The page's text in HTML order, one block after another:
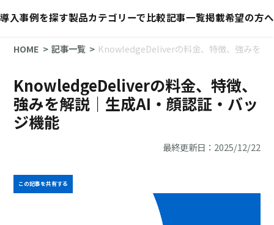
導入事例を探す製品カテゴリーで比較記事一覧掲載希望の方へ
HOME 記事一覧 KnowledgeDeliverの料金、特徴、強みを解
KnowledgeDeliverの料金、特徴、
強みを解説｜生成AI・顔認証・バッ
ジ機能
最終更新日：2025/12/22
この記事を共有する